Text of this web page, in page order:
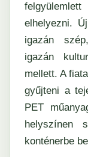
elhelyezni.
igazán
igazán
mellett. A
gyűjteni a
PET
helyszínen
konténerbe